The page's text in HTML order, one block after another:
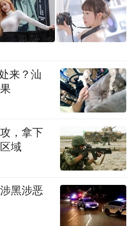
会带给我们什么样新的惊
和德力根
来？汕
，拿下
域
黑涉恶